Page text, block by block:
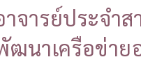
ารย์ประจำส
นาเครือข่าย